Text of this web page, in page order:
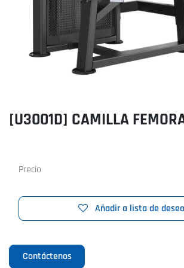
[U3001D] CAMILLA
Añadir a lista de
Precio
Contáctenos